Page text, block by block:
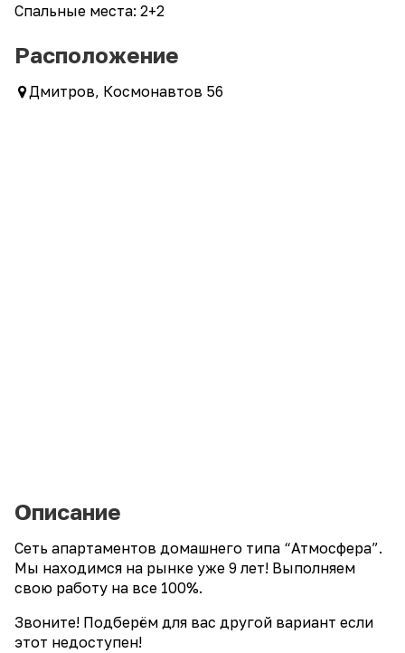
Спальные места: 2+2
Расположение
Дмитров, Космонавтов 56
Описание
Сеть апартаментов домашнего типа “Атмосфера”.
Мы находимся на рынке уже 9 лет! Выполняем
свою работу на все 100%.
Звоните! Подберём для вас другой вариант если
этот недоступен!